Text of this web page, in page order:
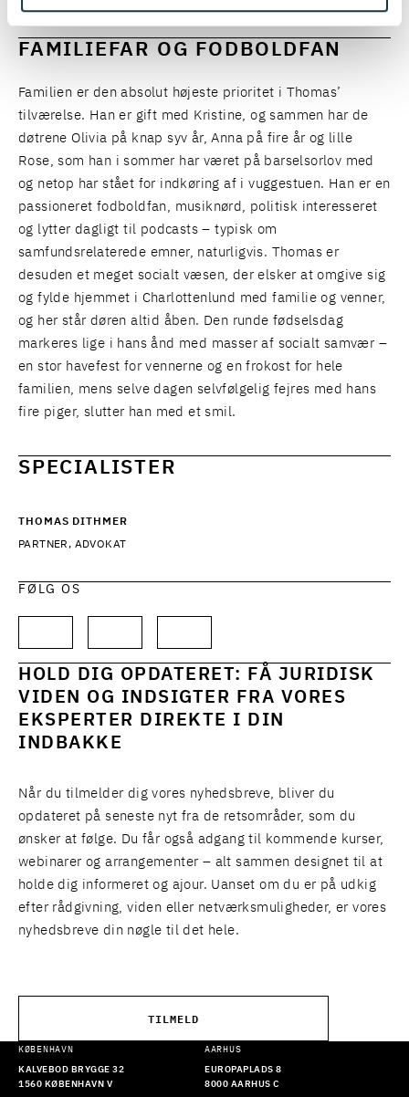
FAMILIEFAR OG FODBOLDFAN
Familien er den absolut højeste prioritet i Thomas’
tilværelse. Han er gift med Kristine, og sammen har de
døtrene Olivia på knap syv år, Anna på fire år og lille
Rose, som han i sommer har været på barselsorlov med
og netop har stået for indkøring af i vuggestuen. Han er en
passioneret fodboldfan, musiknørd, politisk interesseret
og lytter dagligt til podcasts – typisk om
samfundsrelaterede emner, naturligvis. Thomas er
desuden et meget socialt væsen, der elsker at omgive sig
og fylde hjemmet i Charlottenlund med familie og venner,
og her står døren altid åben. Den runde fødselsdag
markeres lige i hans ånd med masser af socialt samvær –
en stor havefest for vennerne og en frokost for hele
familien, mens selve dagen selvfølgelig fejres med hans
fire piger, slutter han med et smil.
SPECIALISTER
THOMAS DITHMER
PARTNER, ADVOKAT
FØLG OS
HOLD DIG OPDATERET: FÅ JURIDISK
VIDEN OG INDSIGTER FRA VORES
EKSPERTER DIREKTE I DIN
INDBAKKE
Når du tilmelder dig vores nyhedsbreve, bliver du
opdateret på seneste nyt fra de retsområder, som du
ønsker at følge. Du får også adgang til kommende kurser,
webinarer og arrangementer – alt sammen designet til at
holde dig informeret og ajour. Uanset om du er på udkig
efter rådgivning, viden eller netværksmuligheder, er vores
nyhedsbreve din nøgle til det hele.
TILMELD
KØBENHAVN
KALVEBOD BRYGGE 32
1560 KØBENHAVN V
AARHUS
EUROPAPLADS 8
8000 AARHUS C